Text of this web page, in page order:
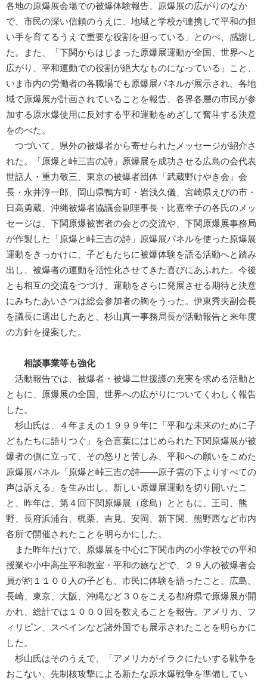
各地の原爆展会場での被爆体験報告、原爆展の広がりのなか
で、市民の深い信頼のうえに、地域と学校が連携して平和の担
い手を育てるうえで重要な役割を担っている」とのべ、感謝し
た。また、「下関からはじまった原爆展運動が全国、世界へと
広がり、平和運動での役割が絶大なものになっている」こと、
いま市内の労働者の各職場でも原爆展パネルが展示され、各地
域で原爆展が計画されていることを報告、各界各層の市民が参
加する原水爆使用に反対する平和運動をめざして奮斗する決意
をのべた。
つづいて、県外の被爆者から寄せられたメッセージが紹介さ
れた。「原爆と峠三吉の詩」原爆展を成功させる広島の会代表
世話人・重力敬三、東京の被爆者団体「武蔵野けやき会」会
長・永井淳一郎、岡山県鴨方町・岩浅久儀、宮崎県えびの市・
日高勇蔵、沖縄被爆者協議会副理事長・比嘉幸子の各氏のメッ
セージは、下関原爆被害者の会との交流や、下関原爆展事務局
が作製した「原爆と峠三吉の詩」原爆展パネルを使った原爆展
運動をきっかけに、子どもたちに被爆体験を語る活動へと踏み
出し、被爆者の運動を活性化させてきた喜びにあふれた。今後
とも相互の交流をつづけ、運動をさらに発展させる期待と決意
にみちたあいさつは総会参加者の胸をうった。伊東秀夫副会長
を議長に選出したあと、杉山真一事務局長が活動報告と来年度
の方針を提案した。
相談事業等も強化
活動報告では、被爆者・被爆二世援護の充実を求める活動と
ともに、原爆展の全国、世界への広がりについてくわしく報告
した。
杉山氏は、４年まえの１９９９年に「平和な未来のために子
どもたちに語りつぐ」を合言葉にはじめられた下関原爆展が被
爆者の側に立って、その怒りと苦しみ、平和への願いをこめた
原爆展パネル「原爆と峠三吉の詩――原子雲の下よりすべての
声は訴える」を生み出し、新しい原爆展運動を切り開いたこ
と、昨年は、第４回下関原爆展（彦島）とともに、王司、熊
野、長府浜浦台、梶栗、吉見、安岡、新下関、熊野西など市内
各所で開催されたことを明らかにした。
また昨年だけで、原爆展を中心に下関市内の小学校での平和
授業や小中高生平和教室・平和の旅などで、２９人の被爆者会
員が約１１００人の子ども、市民に体験を語ったこと、広島、
長崎、東京、大阪、沖縄など３０をこえる都府県で原爆展が開
かれ、総計では１０００回を数えることを報告。アメリカ、フ
ィリピン、スペインなど諸外国でも展示されたことを明らかに
した。
杉山氏はそのうえで、「アメリカがイラクにたいする戦争を
おこない、先制核攻撃による新たな原水爆戦争を準備してい